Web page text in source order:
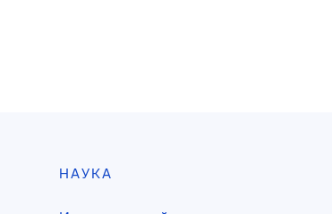
НАУКА